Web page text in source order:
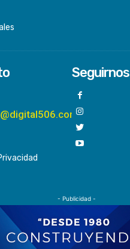
Seguirnos
- Publicidad -